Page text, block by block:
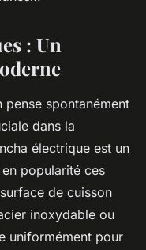
: Un
pense spontanément
dans la
électrique est un
popularité ces
de cuisson
inoxydable ou
uniformément pour